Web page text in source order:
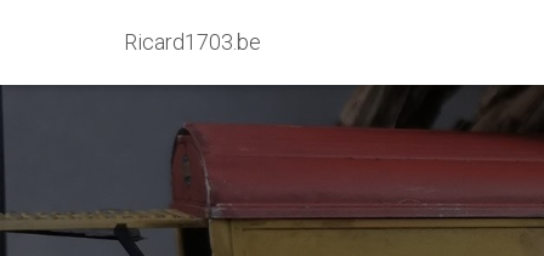
Ricard1703.be